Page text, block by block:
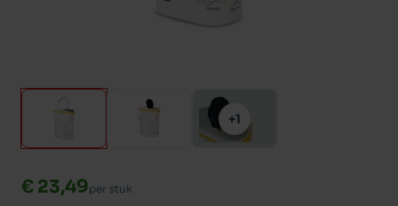
+1
€ 23,49per stuk